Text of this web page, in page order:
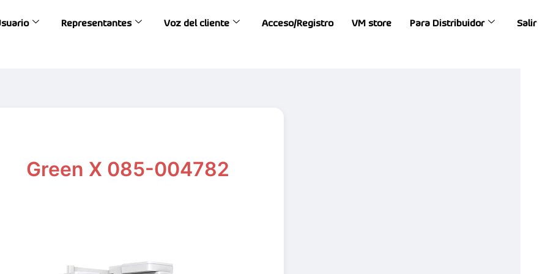
Representantes Voz del cliente Acceso/Registro VM store Para Distribuidor Salir
Green X 085-004782